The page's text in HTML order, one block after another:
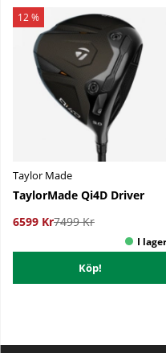
12 %
Taylor Made
TaylorMade Qi4D Driver
6599 Kr7499 Kr
Köp!